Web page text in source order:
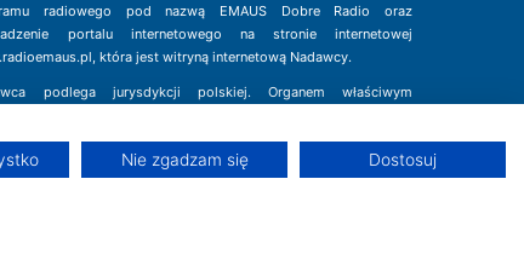
radiowego pod nazwą EMAUS Dobre Radio oraz
portalu internetowego na stronie internetowej
, która jest witryną internetową Nadawcy.
podlega jurysdykcji polskiej. Organem właściwym
Nie zgadzam się Dostosuj